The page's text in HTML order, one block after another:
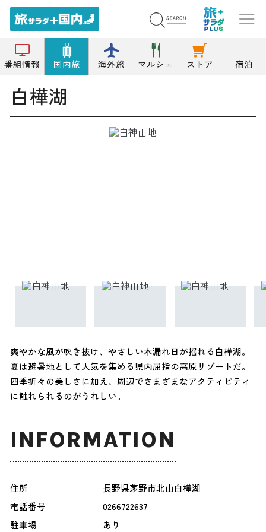
番組情報 国内旅 海外旅 マルシェ ストア 宿泊
トップ
白樺湖
爽やかな風が吹き抜け、やさしい木漏れ日が揺れる白樺湖。
夏は避暑地として人気を集める県内屈指の高原リゾートだ。
四季折々の美しさに加え、周辺でさまざまなアクティビティ
に触れられるのがうれしい。
INFORMATION
住所
長野県茅野市北山白樺湖
電話番号
0266722637
駐車場
あり